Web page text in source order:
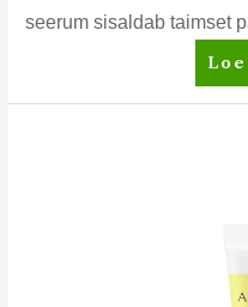
seerum sisaldab taimset